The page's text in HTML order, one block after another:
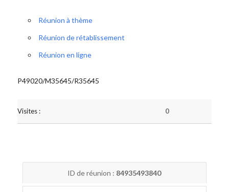
Réunion à thème
Réunion de rétablissement
Réunion en ligne
P49020/M35645/R35645
Visites : 0
ID de réunion : 84935493840